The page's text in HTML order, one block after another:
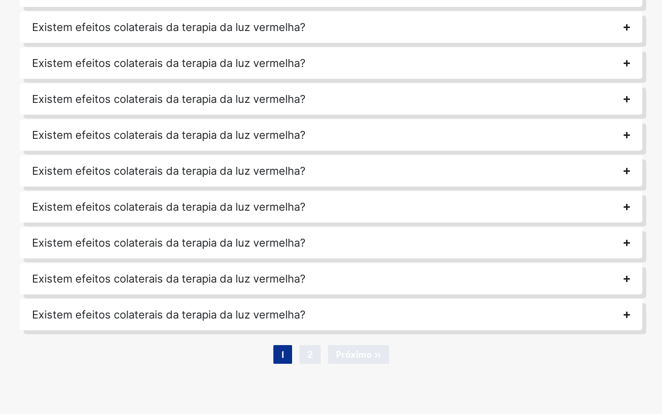
Existem efeitos colaterais da terapia da luz vermelha?
Existem efeitos colaterais da terapia da luz vermelha?
Existem efeitos colaterais da terapia da luz vermelha?
Existem efeitos colaterais da terapia da luz vermelha?
Existem efeitos colaterais da terapia da luz vermelha?
Existem efeitos colaterais da terapia da luz vermelha?
Existem efeitos colaterais da terapia da luz vermelha?
Existem efeitos colaterais da terapia da luz vermelha?
Existem efeitos colaterais da terapia da luz vermelha?
1 2 Próximo »